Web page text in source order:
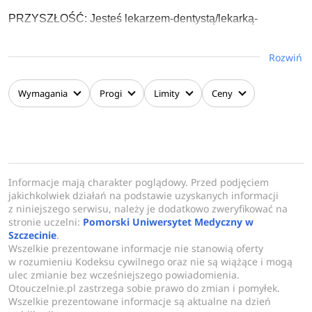
PRZYSZŁOŚĆ: Jesteś lekarzem-dentystą/lekarką-
zakresie jamy ustnej. Możesz pracować w publicznych
ogólnej stomatologii lub określonej specjalizacji, np.
stomatologii zachowawczej, chirurgii stomatologicznej,
ProgramAnglojęzyczny English Programdedykowany
dla obcokrajowców, jest również dostępny dla kandydatów
polskich.
Na taką formę studiów decydują się także studenci z
naszego kraju, dla których ważny jest wysoki poziom
wiedzy medycznej oraz biegłość zawodowa w języku
angielskim.
Rozwiń
Wymagania Progi Limity Ceny
Informacje mają charakter poglądowy. Przed podjęciem
jakichkolwiek działań na podstawie uzyskanych informacji
z niniejszego serwisu, należy je dodatkowo zweryfikować na
stronie uczelni: Pomorski Uniwersytet Medyczny w
Szczecinie.
Wszelkie prezentowane informacje nie stanowią oferty
w rozumieniu Kodeksu cywilnego oraz nie są wiążące i mogą
ulec zmianie bez wcześniejszego powiadomienia.
Otouczelnie.pl zastrzega sobie prawo do zmian i pomyłek.
Wszelkie prezentowane informacje są aktualne na dzień